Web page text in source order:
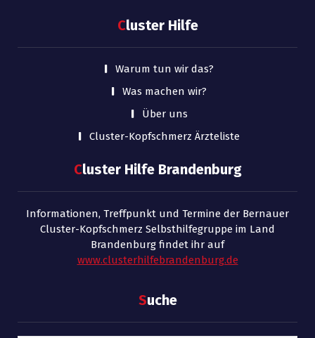
Cluster Hilfe
Warum tun wir das?
Was machen wir?
Über uns
Cluster-Kopfschmerz Ärzteliste
Cluster Hilfe Brandenburg
Informationen, Treffpunkt und Termine der Bernauer
Cluster-Kopfschmerz Selbsthilfegruppe im Land
Brandenburg findet ihr auf
www.clusterhilfebrandenburg.de
Suche